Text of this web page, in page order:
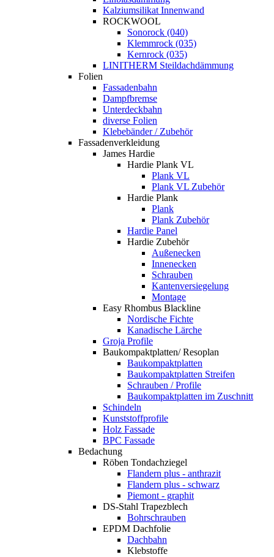
Kalziumsilikat Innenwand
ROCKWOOL
Sonorock (040)
Klemmrock (035)
Kernrock (035)
LINITHERM Steildachdämmung
Folien
Fassadenbahn
Dampfbremse
Unterdeckbahn
diverse Folien
Klebebänder / Zubehör
Fassadenverkleidung
James Hardie
Hardie Plank VL
Plank VL
Plank VL Zubehör
Hardie Plank
Plank
Plank Zubehör
Hardie Panel
Hardie Zubehör
Außenecken
Innenecken
Schrauben
Kantenversiegelung
Montage
Easy Rhombus Blackline
Nordische Fichte
Kanadische Lärche
Groja Profile
Baukompaktplatten/ Resoplan
Baukompaktplatten
Baukompaktplatten Streifen
Schrauben / Profile
Baukompaktplatten im Zuschnitt
Schindeln
Kunststoffprofile
Holz Fassade
BPC Fassade
Bedachung
Röben Tondachziegel
Flandern plus - anthrazit
Flandern plus - schwarz
Piemont - graphit
DS-Stahl Trapezblech
Bohrschrauben
EPDM Dachfolie
Dachbahn
Klebstoffe